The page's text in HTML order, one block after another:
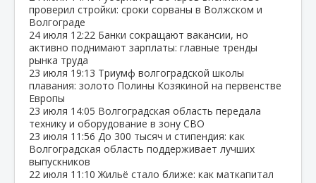
проверил стройки: сроки сорваны в Волжском и
Волгограде
24 июля 12:22 Банки сокращают вакансии, но
активно поднимают зарплаты: главные тренды
рынка труда
23 июля 19:13 Триумф волгоградской школы
плавания: золото Полины Козякиной на первенстве
Европы
23 июля 14:05 Волгоградская область передала
технику и оборудование в зону СВО
23 июля 11:56 До 300 тысяч и стипендия: как
Волгоградская область поддерживает лучших
выпускников
22 июля 11:10 Жильё стало ближе: как маткапитал